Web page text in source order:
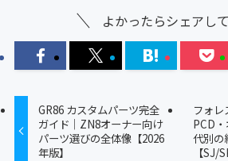
よかったらシェアし
GR86 カスタムパーツ完全
ガイド｜ZN8オーナー向け
パーツ選びの全体像【2026
年版】
フォレ
PCD
代別の
【SJ/